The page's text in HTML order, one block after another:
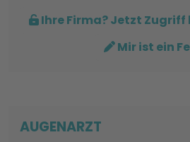
Ihre Firma? Jetzt
Mir ist ein
AUGENARZT